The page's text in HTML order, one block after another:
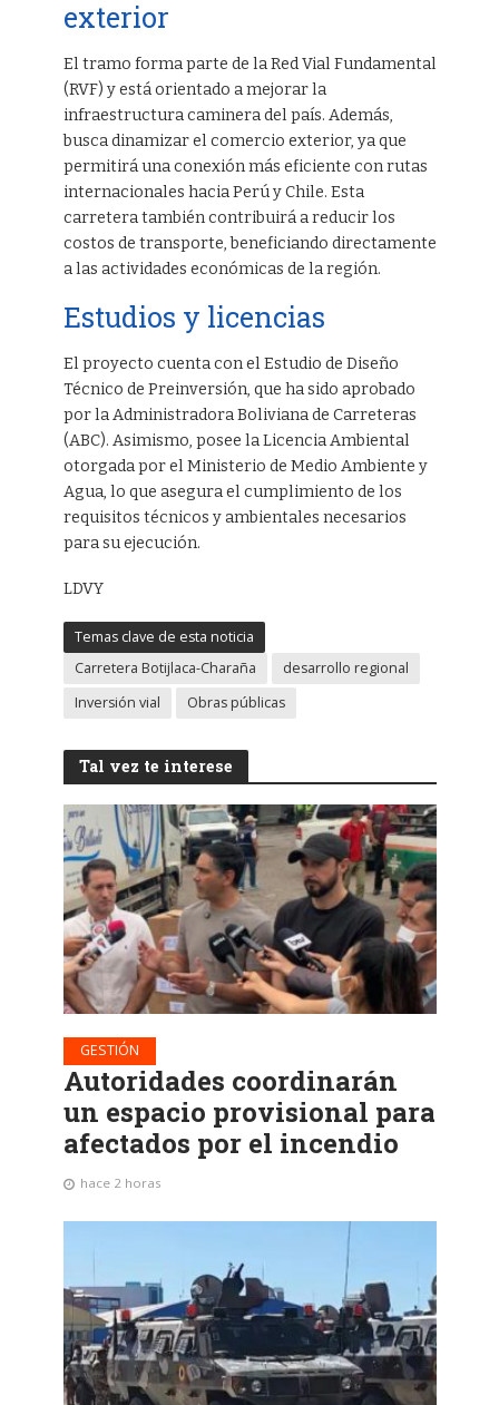
exterior
El tramo forma parte de la Red Vial Fundamental
(RVF) y está orientado a mejorar la
infraestructura caminera del país. Además,
busca dinamizar el comercio exterior, ya que
permitirá una conexión más eficiente con rutas
internacionales hacia Perú y Chile. Esta
carretera también contribuirá a reducir los
costos de transporte, beneficiando directamente
a las actividades económicas de la región.
Estudios y licencias
El proyecto cuenta con el Estudio de Diseño
Técnico de Preinversión, que ha sido aprobado
por la Administradora Boliviana de Carreteras
(ABC). Asimismo, posee la Licencia Ambiental
otorgada por el Ministerio de Medio Ambiente y
Agua, lo que asegura el cumplimiento de los
requisitos técnicos y ambientales necesarios
para su ejecución.
LDVY
Temas clave de esta noticia
Carretera Botijlaca-Charaña
desarrollo regional
Inversión vial
Obras públicas
Tal vez te interese
GESTIÓN
Autoridades coordinarán
un espacio provisional para
afectados por el incendio
hace 2 horas